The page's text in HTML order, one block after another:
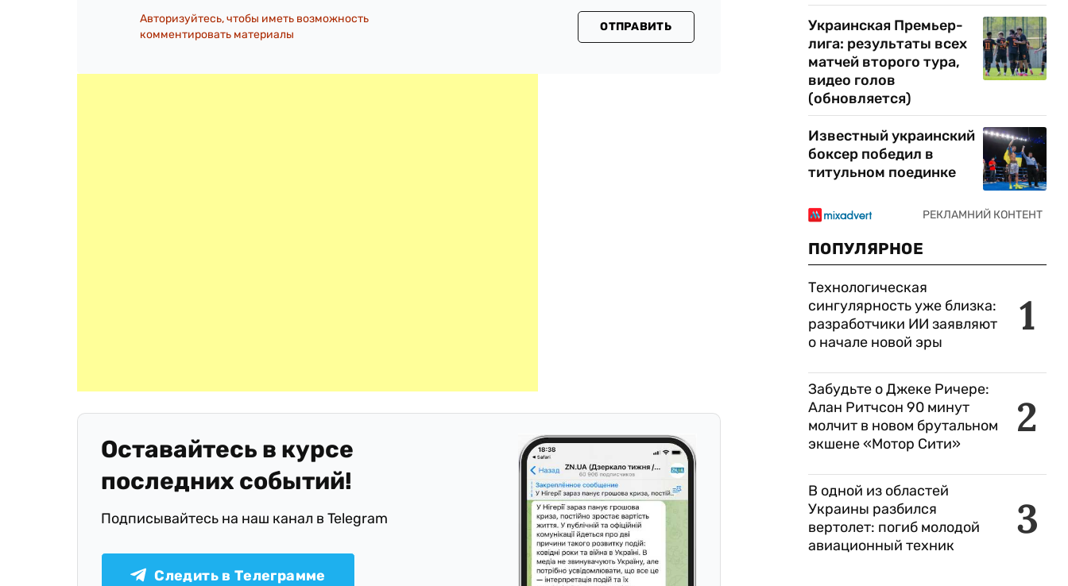
Авторизуйтесь, чтобы иметь возможность
комментировать материалы
ОТПРАВИТЬ
Оставайтесь в курсе
последних событий!
Подписывайтесь на наш канал в Telegram
Следить в Телеграмме
Украинская Премьер-
лига: результаты всех
матчей второго тура,
видео голов
(обновляется)
Известный украинский
боксер победил в
титульном поединке
ПОПУЛЯРНОЕ
1
Технологическая
сингулярность уже близка:
разработчики ИИ заявляют
о начале новой эры
2
Забудьте о Джеке Ричере:
Алан Ритчсон 90 минут
молчит в новом брутальном
экшене «Мотор Сити»
3
В одной из областей
Украины разбился
вертолет: погиб молодой
авиационный техник